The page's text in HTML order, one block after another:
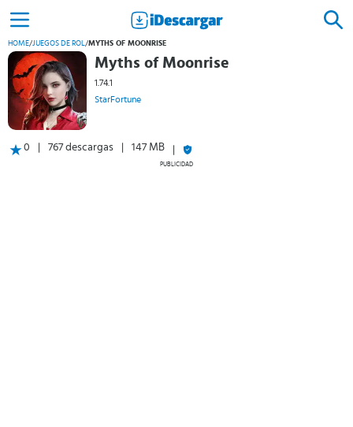
HOME/JUEGOS DE ROL/MYTHS OF MOONRISE
Myths of Moonrise
1.74.1
StarFortune
0 767 descargas 147 MB
PUBLICIDAD